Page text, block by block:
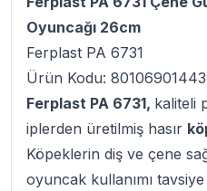
Oyuncağı 26cm
Ferplast PA 6731
Ürün Kodu:
Ferplast PA 6731, kaliteli
iplerden üretilmiş hasır
Köpeklerin diş ve çene
oyuncak kullanımı